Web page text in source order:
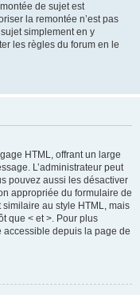
de sujet est
la remontée n’est pas
simplement en y
les règles du forum en le
HTML, offrant un large
L’administrateur peut
pouvez aussi les désactiver
appropriée du formulaire de
au style HTML, mais
que < et >. Pour plus
accessible depuis la page de